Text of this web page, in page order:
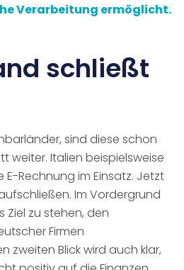
Verarbeitung ermöglicht.
schließt
sind diese schon
weiter. Italien beispielsweise
E-Rechnung im Einsatz. Jetzt
Im Vordergrund
Ziel zu stehen, den
Firmen
zweiten Blick wird auch klar,